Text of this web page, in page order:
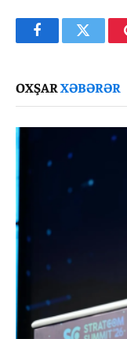
FacebookTwitter
OXŞARXƏBƏRƏR